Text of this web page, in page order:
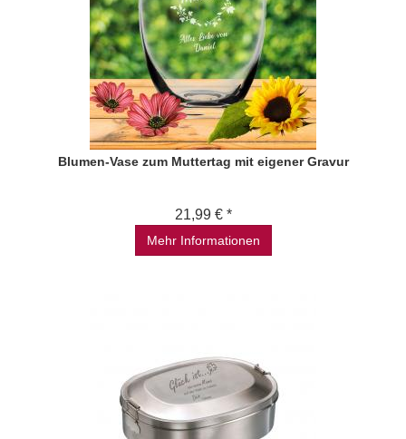
Blumen-Vase zum Muttertag mit eigener Gravur
21,99 € *
Mehr Informationen